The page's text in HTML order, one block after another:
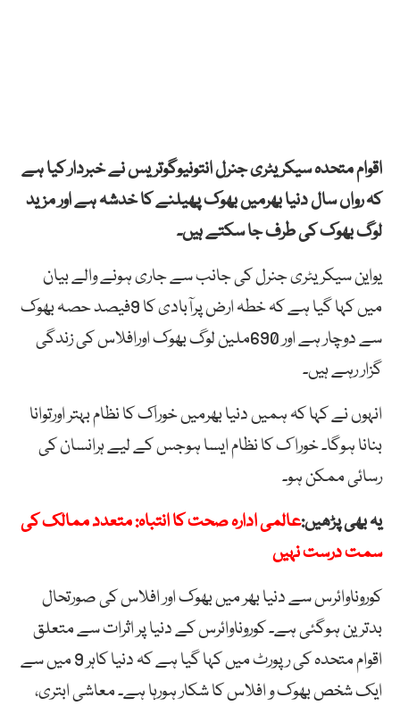
اقوام متحدہ سیکریٹری جنرل انتونیوگوتریس نے خبردار کیا ہے
کہ رواں سال دنیا بھرمیں بھوک پھیلنے کا خدشہ ہے اور مزید
لوگ بھوک کی طرف جا سکتے ہیں۔
یواین سیکریٹری جنرل کی جانب سے جاری ہونے والے بیان
میں کہا گیا ہے کہ خطہ ارض پرآبادی کا 9فیصد حصہ بھوک
سے دوچار ہے اور 690ملین لوگ بھوک اورافلاس کی زندگی
گزار رہے ہیں۔
انہوں نے کہا کہ ہمیں دنیا بھرمیں خوراک کا نظام بہتر اورتوانا
بنانا ہوگا۔ خورا ک کا نظام ایسا ہوجس کے لیے ہرانسان کی
رسائی ممکن ہو۔
یہ بھی پڑھیں:عالمی ادارہ صحت کا انتباہ: متعدد ممالک کی
سمت درست نہیں
کوروناوائرس سے دنیا بھر میں بھوک اور افلاس کی صورتحال
بدترین ہوگئی ہے۔ کوروناوائرس کے دنیا پر اثرات سے متعلق
اقوام متحدہ کی رپورٹ میں کہا گیا ہے کہ دنیا کاہر 9 میں سے
ایک شخص بھوک و افلاس کا شکار ہورہا ہے۔ معاشی ابتری،